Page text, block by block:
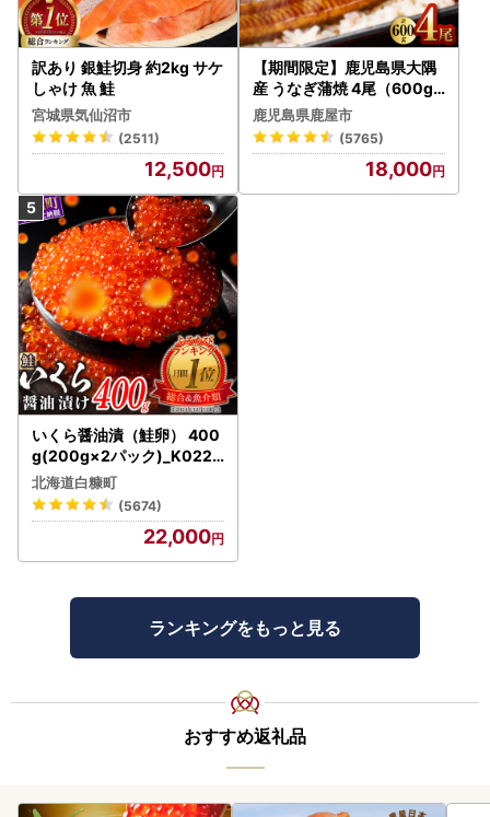
訳あり 銀鮭切身 約2kg サケ
しゃけ 魚 鮭
宮城県気仙沼市
(2511)
12,500
【期間限定】鹿児島県大隅
産 うなぎ蒲焼 4尾（600g
） KN007-004-04-cp18
うなぎ 鰻 魚 惣菜 総菜
鹿児島県鹿屋市
(5765)
18,000
いくら醤油漬（鮭卵） 400
g(200g×2パック)_K022-
1676
北海道白糠町
(5674)
22,000
ランキングをもっと見る
おすすめ返礼品